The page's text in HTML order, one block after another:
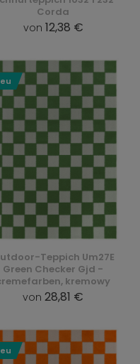
Corda
von 12,38 €
Teppich Um27E
Green Checker Gjd -
kremowy
von 28,81 €